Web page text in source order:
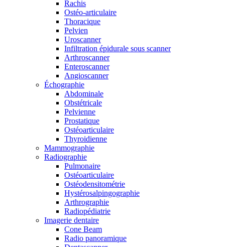
Rachis
Ostéo-articulaire
Thoracique
Pelvien
Uroscanner
Infiltration épidurale sous scanner
Arthroscanner
Enteroscanner
Angioscanner
Échographie
Abdominale
Obstétricale
Pelvienne
Prostatique
Ostéoarticulaire
Thyroidienne
Mammographie
Radiographie
Pulmonaire
Ostéoarticulaire
Ostéodensitométrie
Hystérosalpingographie
Arthrographie
Radiopédiatrie
Imagerie dentaire
Cone Beam
Radio panoramique